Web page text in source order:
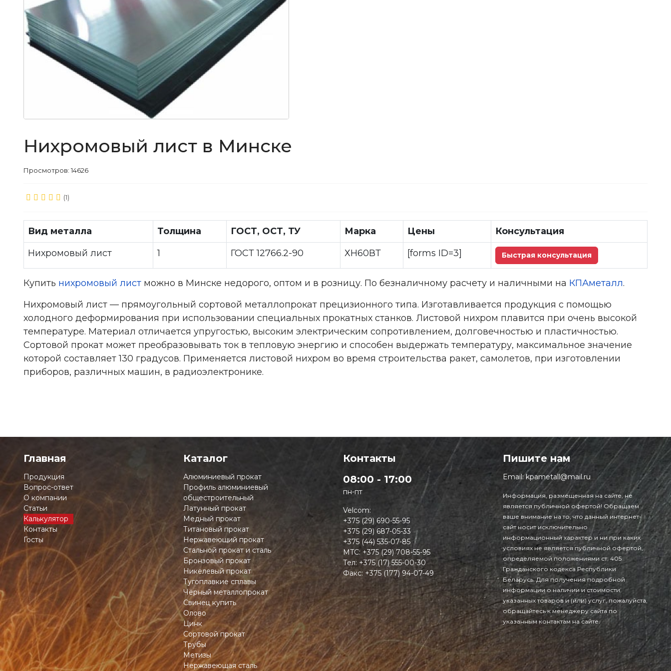
Нихромовый лист в Минске
Просмотров: 14626
(1)
Вид металла Толщина ГОСТ, ОСТ, ТУ Марка Цены
Консультация
Нихромовый лист
1 ГОСТ 12766.2-90 ХН60ВТ [forms ID=3] Быстрая консультация
Купить нихромовый лист можно в Минске недорого, оптом и в розницу. По безналичному расчету и наличными на КПАметалл.
Нихромовый лист — прямоугольный сортовой металлопрокат прецизионного типа. Изготавливается продукция с помощью
холодного деформирования при использовании специальных прокатных станков. Листовой нихром плавится при очень высокой
температуре. Материал отличается упругостью, высоким электрическим сопротивлением, долговечностью и пластичностью.
Сортовой прокат может преобразовывать ток в тепловую энергию и способен выдержать температуру, максимальное значение
которой составляет 130 градусов. Применяется листовой нихром во время строительства ракет, самолетов, при изготовлении
приборов, различных машин, в радиоэлектронике.
Главная
Продукция
Вопрос-ответ
О компании
Статьи
Калькулятор
Контакты
Госты
Каталог
Алюминиевый прокат
Профиль алюминиевый
общестроительный
Латунный прокат
Медный прокат
Титановый прокат
Нержавеющий прокат
Стальной прокат и сталь
Бронзовый прокат
Никелевый прокат
Тугоплавкие сплавы
Чёрный металлопрокат
Свинец купить
Олово
Цинк
Сортовой прокат
Трубы
Метизы
Нержавеющая сталь
Контакты
08:00 - 17:00
пн-пт
Velcom:
+375 (29) 690-55-95
+375 (29) 687-05-33
+375 (44) 535-07-85
MTC: +375 (29) 708-55-95
Тел: +375 (17) 555-00-30
Факс: +375 (177) 94-07-49
Пишите нам
Email:kpametall@mail.ru